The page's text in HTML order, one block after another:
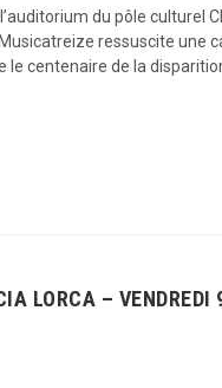
du pôle culturel
ressuscite une
le centenaire de la
LORCA – VENDREDI